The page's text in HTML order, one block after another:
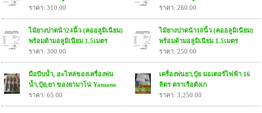
ราคา: 310.00
ราคา: 260.00
ไม้ยางปาดน้า24นิ้ว (คออลูมิเนียม)
พร้อมด้ามอลูมิเนียม 1.5เมตร
ราคา: 300.00
ไม้ยางปาดน้า18นิ้ว (คออลูมิเนียม)
พร้อมด้ามอลูมิเนียม 1.5เมตร
ราคา: 250.00
มือบีบน้ำ, อะไหล่ของเครื่องพ่น
น้ำ,ปุ๋ย,ยา ของยามาโน่ Yamano
ราคา: 65.00
เครื่องพ่นยา,ปุ๋ย มอเตอร์ไฟฟ้า 16
ลิตร ตราเรือตังเก
ราคา: 3,250.00